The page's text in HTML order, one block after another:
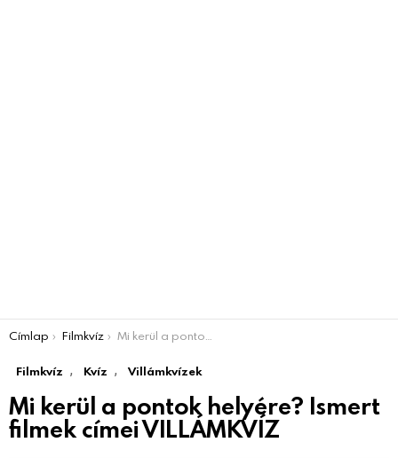
You are here:
Címlap Filmkvíz Mi kerül a pontok helyére? Ismert filmek címei VILLÁMKVÍZ
Filmkvíz , Kvíz , Villámkvízek
Mi kerül a pontok helyére? Ismert
filmek címei VILLÁMKVÍZ